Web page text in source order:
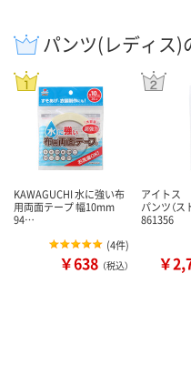
パンツ(レディス)
KAWAGUCHI 水に強い布
用両面テープ 幅10mm
94…
(4件)
￥638 （税込）
アイトス
パンツ（ス
861356
￥